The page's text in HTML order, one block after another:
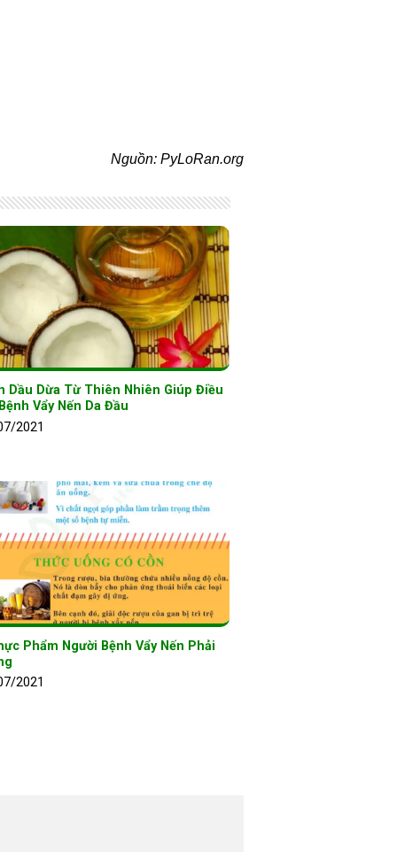
Nguồn: PyLoRan.org
Dầu Dừa Từ Thiên Nhiên Giúp Điều
Vẩy Nến Da Đầu
2021
Phẩm Người Bệnh Vẩy Nến Phải
2021